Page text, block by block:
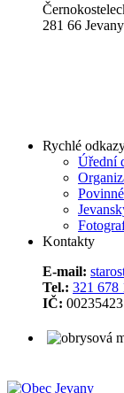
281 66 Jevany
Rychlé
Úřední
Kontakty
E-mail:
Tel.: 321 678
IČ: 00235423